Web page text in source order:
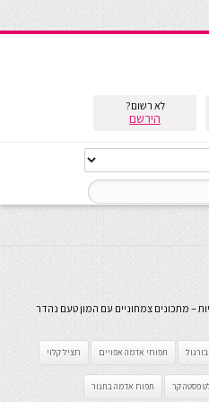
לא רשום?
הירשם
– מתכונים צמחוניים עם המון טעם נהדר
תפוחי אדמה אפויים חציל קלוי
פסטה קר תפוח אדמה בתנור